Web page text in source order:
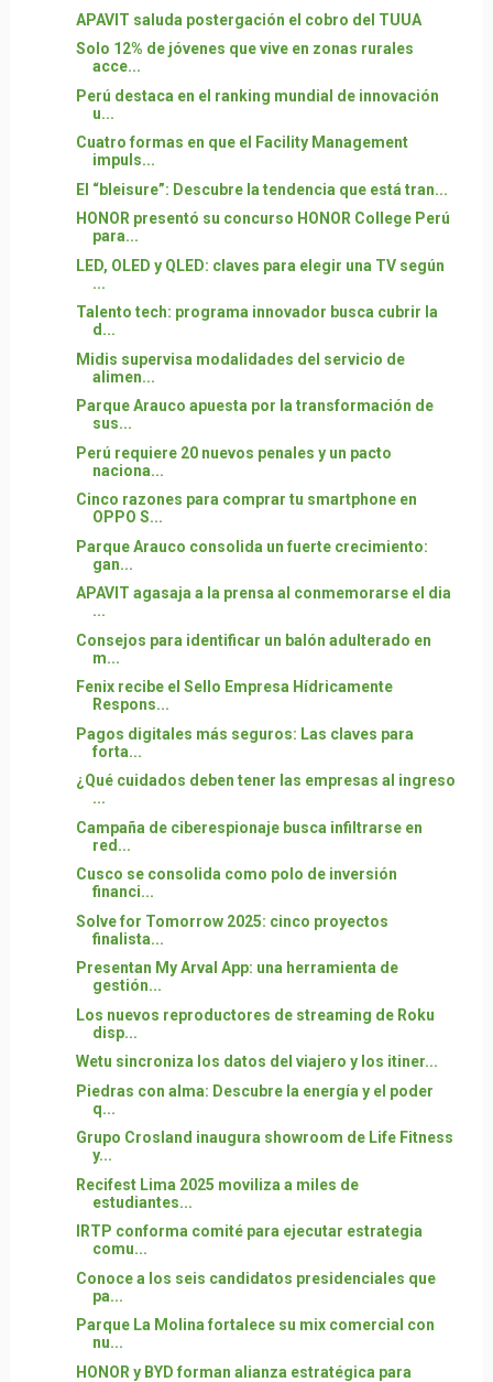
APAVIT saluda postergación el cobro del TUUA
Solo 12% de jóvenes que vive en zonas rurales
acce...
Perú destaca en el ranking mundial de innovación
u...
Cuatro formas en que el Facility Management
impuls...
El “bleisure”: Descubre la tendencia que está tran...
HONOR presentó su concurso HONOR College Perú
para...
LED, OLED y QLED: claves para elegir una TV según
...
Talento tech: programa innovador busca cubrir la
d...
Midis supervisa modalidades del servicio de
alimen...
Parque Arauco apuesta por la transformación de
sus...
Perú requiere 20 nuevos penales y un pacto
naciona...
Cinco razones para comprar tu smartphone en
OPPO S...
Parque Arauco consolida un fuerte crecimiento:
gan...
APAVIT agasaja a la prensa al conmemorarse el dia
...
Consejos para identificar un balón adulterado en
m...
Fenix recibe el Sello Empresa Hídricamente
Respons...
Pagos digitales más seguros: Las claves para
forta...
¿Qué cuidados deben tener las empresas al ingreso
...
Campaña de ciberespionaje busca infiltrarse en
red...
Cusco se consolida como polo de inversión
financi...
Solve for Tomorrow 2025: cinco proyectos
finalista...
Presentan My Arval App: una herramienta de
gestión...
Los nuevos reproductores de streaming de Roku
disp...
Wetu sincroniza los datos del viajero y los itiner...
Piedras con alma: Descubre la energía y el poder
q...
Grupo Crosland inaugura showroom de Life Fitness
y...
Recifest Lima 2025 moviliza a miles de
estudiantes...
IRTP conforma comité para ejecutar estrategia
comu...
Conoce a los seis candidatos presidenciales que
pa...
Parque La Molina fortalece su mix comercial con
nu...
HONOR y BYD forman alianza estratégica para